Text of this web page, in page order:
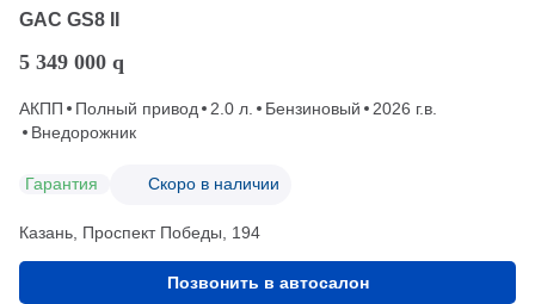
GAC GS8 II
5 349 000 q
АКПП Полный привод 2.0 л. Бензиновый
2026 г.в.
Внедорожник
Гарантия Скоро в наличии
Казань, Проспект Победы, 194
Позвонить в автосалон